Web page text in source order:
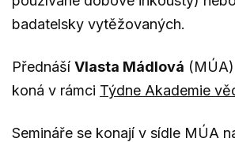
badatelsky vytěžovaných.
Přednáší Vlasta Mádlová
koná v rámci Týdne Akademie
Semináře se konají v sídle MÚA